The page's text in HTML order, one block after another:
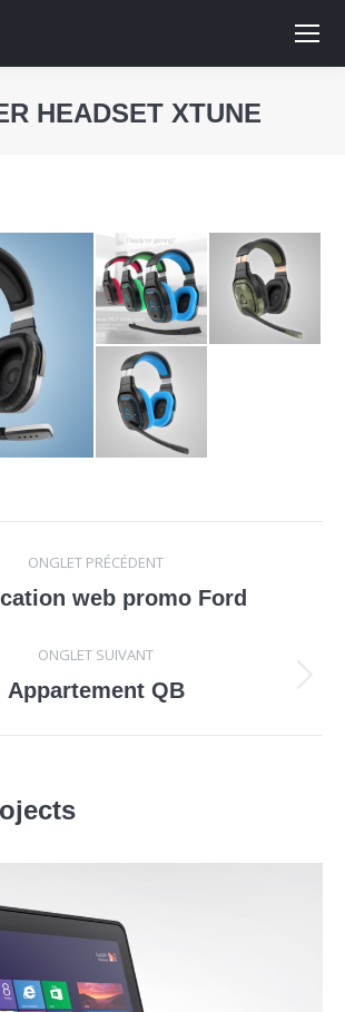
HEADSET XTUNE
ONGLET PRÉCÉDENT
Onglet
web promo Ford
ONGLET SUIVANT
Projets
Appartement QB